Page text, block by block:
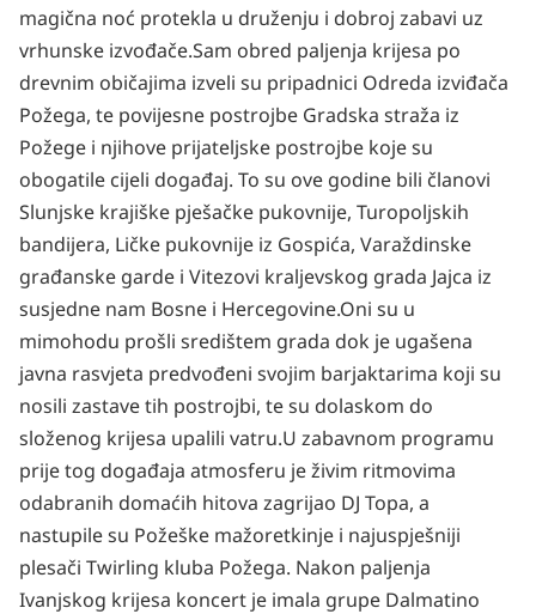
magična noć protekla u druženju i dobroj zabavi uz
vrhunske izvođače.Sam obred paljenja krijesa po
drevnim običajima izveli su pripadnici Odreda izviđača
Požega, te povijesne postrojbe Gradska straža iz
Požege i njihove prijateljske postrojbe koje su
obogatile cijeli događaj. To su ove godine bili članovi
Slunjske krajiške pješačke pukovnije, Turopoljskih
bandijera, Ličke pukovnije iz Gospića, Varaždinske
građanske garde i Vitezovi kraljevskog grada Jajca iz
susjedne nam Bosne i Hercegovine.Oni su u
mimohodu prošli središtem grada dok je ugašena
javna rasvjeta predvođeni svojim barjaktarima koji su
nosili zastave tih postrojbi, te su dolaskom do
složenog krijesa upalili vatru.U zabavnom programu
prije tog događaja atmosferu je živim ritmovima
odabranih domaćih hitova zagrijao DJ Topa, a
nastupile su Požeške mažoretkinje i najuspješniji
plesači Twirling kluba Požega. Nakon paljenja
Ivanjskog krijesa koncert je imala grupe Dalmatino